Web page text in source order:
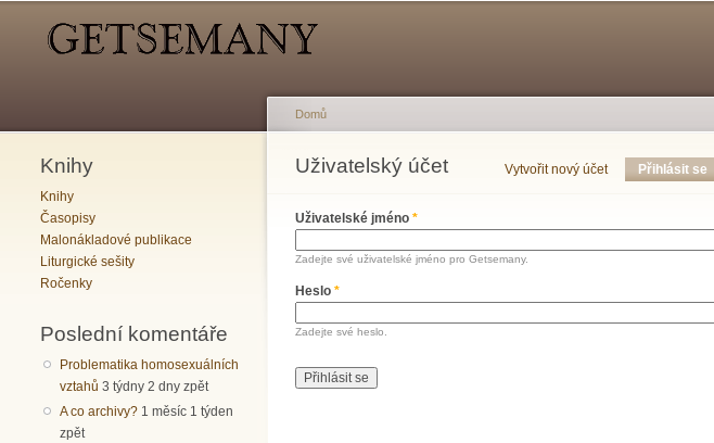
Knihy
Knihy
Časopisy
Malonákladové publikace
Liturgické sešity
Ročenky
Poslední komentáře
Problematika homosexuálních
vztahů 3 týdny 2 dny zpět
A co archivy? 1 měsíc 1 týden
zpět
Jste zde
Domů
Uživatelský účet
Hlavní záložky Vytvořit nový účet Přihlásit se
Uživatelské jméno *
Zadejte své uživatelské jméno pro Getsemany.
Heslo *
Zadejte své heslo.